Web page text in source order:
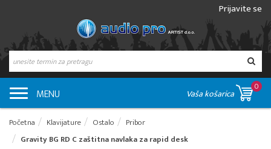
Prijavite se
MENU Vaša košarica
0
Početna Klavijature Ostalo
Pribor
Gravity BG RD C zaštitna navlaka za rapid desk